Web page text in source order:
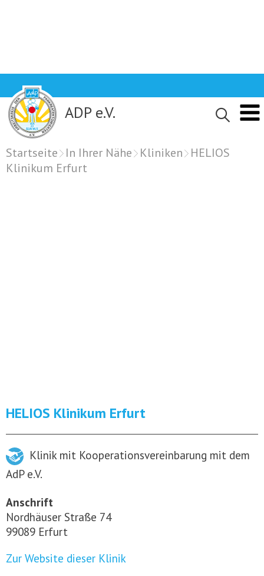
to
content
ADP e.V.
Startseite In Ihrer Nähe Kliniken
HELIOS
Klinikum Erfurt
HELIOS Klinikum Erfurt
Klinik mit Kooperationsvereinbarung mit dem
AdP e.V.
Anschrift
Nordhäuser Straße 74
99089 Erfurt
Zur Website dieser Klinik